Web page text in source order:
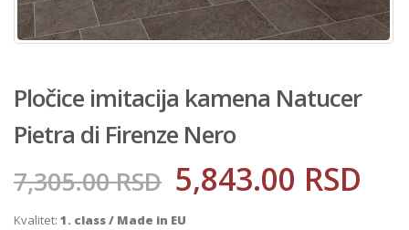
Pločice imitacija kamena Natucer
Pietra di Firenze Nero
7,305.00RSD 5,843.00 RSD
Kvalitet: 1. class / Made in EU